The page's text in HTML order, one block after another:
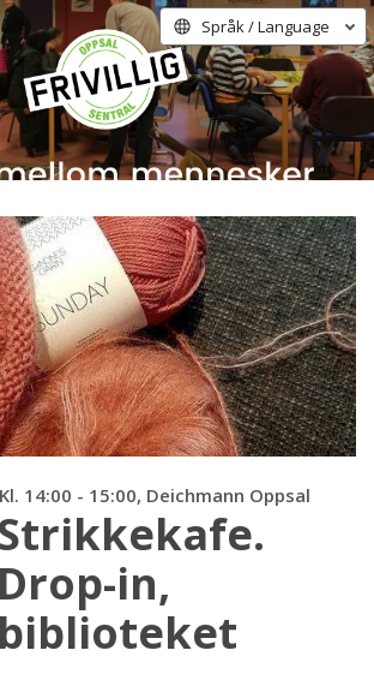
Språk / Language
Kl. 14:00 - 15:00, Deichmann Oppsal
Drop-in,
biblioteket